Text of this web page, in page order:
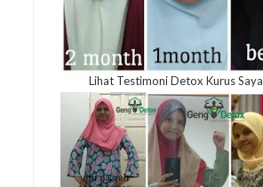
Lihat Testimoni Detox Kurus Saya